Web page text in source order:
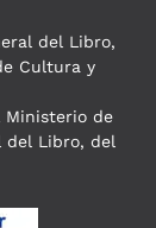
del Libro,
Cultura y
Ministerio de
del Libro, del